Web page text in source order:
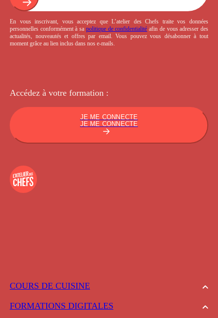
COURS DE CUISINE
FORMATIONS DIGITALES
En vous inscrivant, vous acceptez que L’atelier des Chefs traite vos données
personnelles conformément à sa politique de confidentialité afin de vous adresser des
actualités, nouveautés et offres par email. Vous pouvez vous désabonner à tout
moment grâce au lien inclus dans nos e-mails.
Accédez à votre formation :
JE ME CONNECTE
JE ME CONNECTE